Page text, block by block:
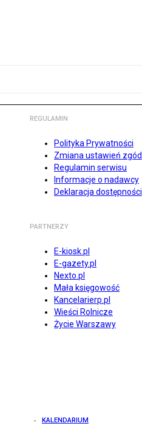
REGULAMIN
Polityka Prywatności
Zmiana ustawień zgód
Regulamin serwisu
Informacje o nadawcy
Deklaracja dostępności
PARTNERZY
E-kiosk.pl
E-gazety.pl
Nexto.pl
Mała księgowość
Kancelarierp.pl
Wieści Rolnicze
Życie Warszawy
KALENDARIUM